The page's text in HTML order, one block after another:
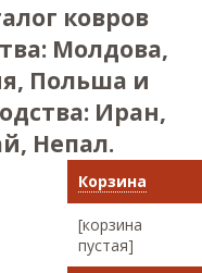
ковров
Молдова,
Польша и
Иран,
Непал.
Корзина
[корзина
пустая]